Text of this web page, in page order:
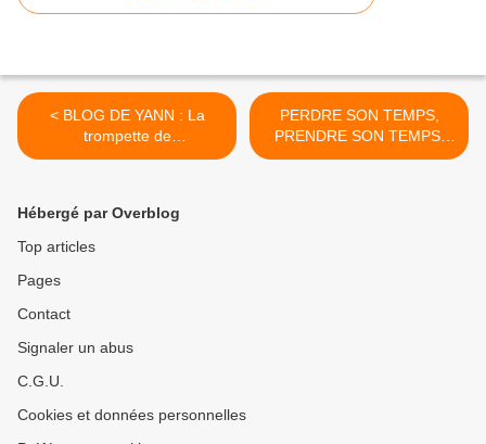
< BLOG DE YANN : La
trompette de
l'Apocalypse !!!
PERDRE SON TEMPS,
PRENDRE SON TEMPS,
DU TEMPS ? >
Hébergé par Overblog
Top articles
Pages
Contact
Signaler un abus
C.G.U.
Cookies et données personnelles